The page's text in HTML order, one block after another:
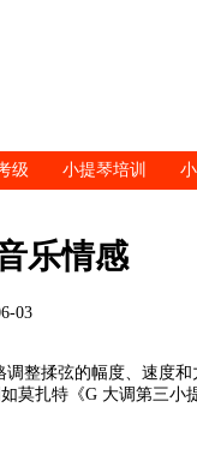
级 小提琴培训
乐情感
03
整揉弦的幅度、速度
莫扎特《G 大调第三小